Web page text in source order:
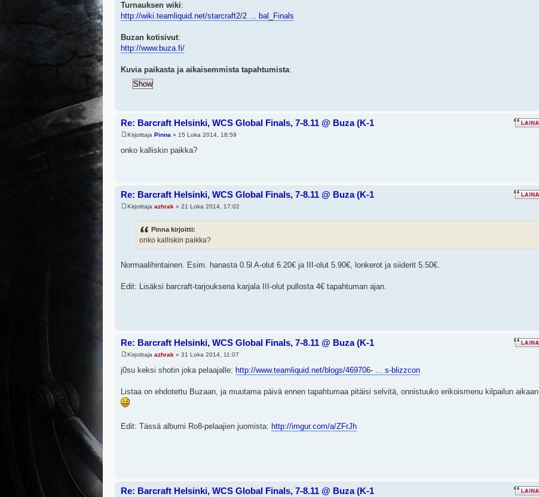
Turnauksen wiki:
http://wiki.teamliquid.net/starcraft2/2 ... bal_Finals
Buzan kotisivut:
http://www.buza.fi/
Kuvia paikasta ja aikaisemmista tapahtumista:
Re: Barcraft Helsinki, WCS Global Finals, 7-8.11 @ Buza (K-1
Kirjoittaja Pinna » 15 Loka 2014, 18:59
onko kalliskin paikka?
Re: Barcraft Helsinki, WCS Global Finals, 7-8.11 @ Buza (K-1
Kirjoittaja azhrak » 21 Loka 2014, 17:02
Pinna kirjoitti:
onko kalliskin paikka?
Normaalihintainen. Esim. hanasta 0.5l A-olut 6.20€ ja III-olut 5.90€, lonkerot ja siiderit 5.50€.
Edit: Lisäksi barcraft-tarjouksena karjala III-olut pullosta 4€ tapahtuman ajan.
Re: Barcraft Helsinki, WCS Global Finals, 7-8.11 @ Buza (K-1
Kirjoittaja azhrak » 31 Loka 2014, 11:07
j0su keksi shotin joka pelaajalle: http://www.teamliquid.net/blogs/469706- ... s-blizzcon
Listaa on ehdotettu Buzaan, ja muutama päivä ennen tapahtumaa pitäisi selvitä, onnistuuko erikoismenu kilpailun aikaan.
Edit: Tässä albumi Ro8-pelaajien juomista: http://imgur.com/a/ZFrJh
Re: Barcraft Helsinki, WCS Global Finals, 7-8.11 @ Buza (K-1